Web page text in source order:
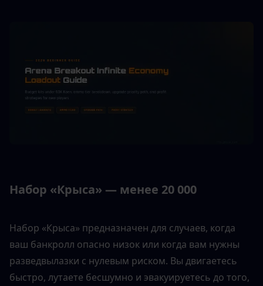
Набор «Крыса» — менее 20 000
Набор «Крыса» предназначен для случаев, когда
ваш банкролл опасно низок или когда вам нужны
разведвылазки с нулевым риском. Вы двигаетесь
быстро, лутаете бесшумно и эвакуируетесь до того,